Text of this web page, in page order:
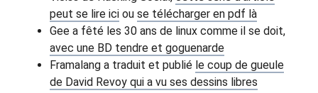
peut se lire ici ou se télécharger en pdf là
Gee a fêté les 30 ans de linux comme il se doit,
avec une BD tendre et goguenarde
Framalang a traduit et publié le coup de gueule
de David Revoy qui a vu ses dessins libres